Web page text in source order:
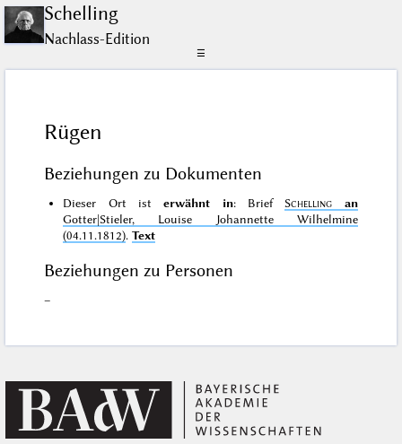
Schelling
Nachlass-Edition
☰
Rügen
Beziehungen zu Dokumenten
Dieser Ort isterwähnt in: Brief Schelling
an
Gotter|Stieler, Louise Johannette Wilhelmine
(04.11.1812).Text
Beziehungen zu Personen
–